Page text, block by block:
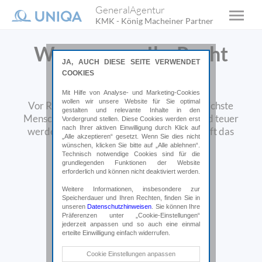
GeneralAgentur
KMK - König Macheiner Partner
Wenn es um Ihr Recht
Vor Rechtsstreitigkeiten ist auch der friedlichste
Mensch nicht gefeit. Das kann belastend und teuer
werden. Eine Rechtsschutzversicherung hilft das
finanzielle Risiko zu minimieren.
Online abschließen*
*Weiterleitung auf uniqa.at
JA, AUCH DIESE SEITE VERWENDET
COOKIES
Mit Hilfe von Analyse- und Marketing-Cookies
wollen wir unsere Website für Sie optimal
gestalten und relevante Inhalte in den
Vordergrund stellen. Diese Cookies werden erst
nach Ihrer aktiven Einwilligung durch Klick auf
„Alle akzeptieren“ gesetzt. Wenn Sie dies nicht
wünschen, klicken Sie bitte auf „Alle ablehnen“.
Technisch notwendige Cookies sind für die
grundlegenden Funktionen der Website
erforderlich und können nicht deaktiviert werden.
Weitere Informationen, insbesondere zur
Speicherdauer und Ihren Rechten, finden Sie in
unserenDatenschutzhinweisen . Sie können Ihre
Präferenzen unter „Cookie-Einstellungen“
jederzeit anpassen und so auch eine einmal
erteilte Einwilligung einfach widerrufen.
Technische Cookies
Cookie Einstellungen anpassen